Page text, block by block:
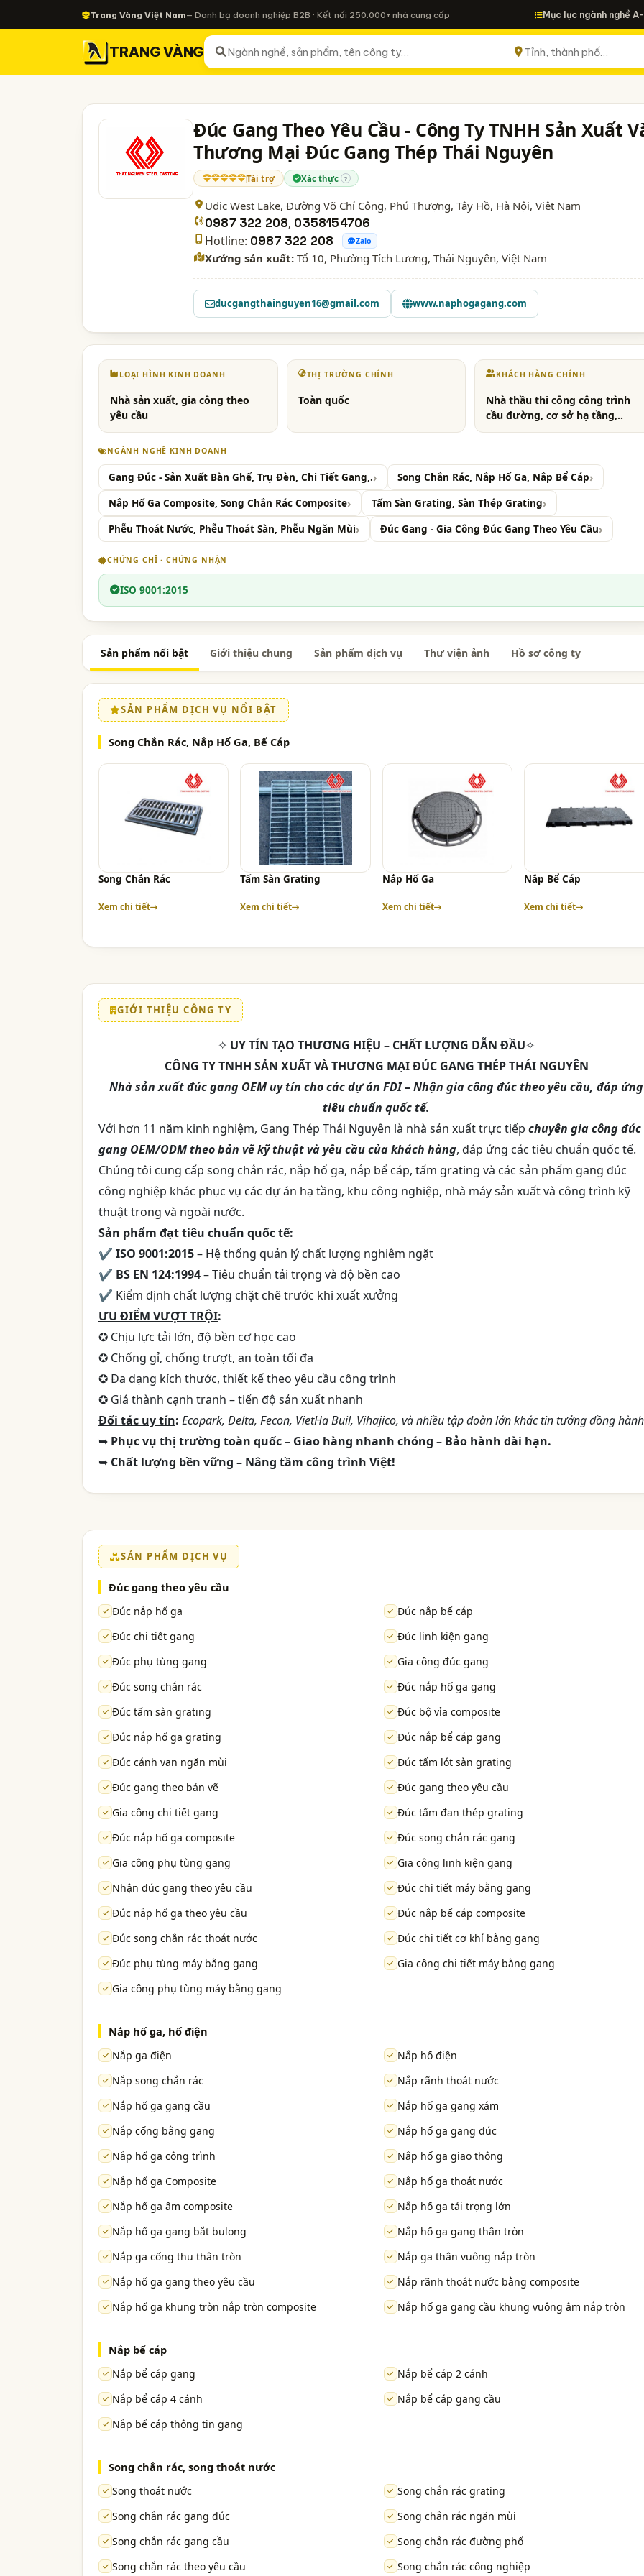
Trang Vàng Việt Nam— Danh bạ doanh nghiệp B2B · Kết nối 250.000+ nhà cung cấp Mục lục ngành nghề
TRANG VÀNG
Đúc Gang Theo Yêu Cầu - Công Ty TNHH Sản Xuất
Thương Mại Đúc Gang Thép Thái Nguyên
Tài trợ Xác thực ?
Udic West Lake, Đường Võ Chí Công, Phú Thượng, Tây Hồ, Hà Nội, Việt Nam
0987 322 208, 0358154706
Hotline: 0987 322 208 Zalo
Xưởng sản xuất: Tổ 10, Phường Tích Lương, Thái Nguyên, Việt Nam
ducgangthainguyen16@gmail.com www.naphogagang.com
LOẠI HÌNH KINH DOANH
Nhà sản xuất, gia công theo
yêu cầu
THỊ TRƯỜNG CHÍNH
Toàn quốc
KHÁCH HÀNG CHÍNH
Nhà thầu thi công công trình
cầu đường, cơ sở hạ tầng,..
NGÀNH NGHỀ KINH DOANH
Gang Đúc - Sản Xuất Bàn Ghế, Trụ Đèn, Chi Tiết Gang,.
Song Chắn Rác, Nắp Hố Ga, Nắp Bể Cáp
Nắp Hố Ga Composite, Song Chắn Rác Composite
Tấm Sàn Grating, Sàn Thép Grating
Phễu Thoát Nước, Phễu Thoát Sàn, Phễu Ngăn Mùi
Đúc Gang - Gia Công Đúc Gang Theo Yêu Cầu
CHỨNG CHỈ · CHỨNG NHẬN
ISO 9001:2015
Sản phẩm nổi bật Giới thiệu chung Sản phẩm dịch vụ Thư viện ảnh Hồ sơ công ty
SẢN PHẨM DỊCH VỤ NỔI BẬT
Song Chắn Rác, Nắp Hố Ga, Bể Cáp
Song Chắn Rác
Xem chi tiết
Tấm Sàn Grating
Xem chi tiết
Nắp Hố Ga
Xem chi tiết
Nắp Bể Cáp
Xem chi tiết
GIỚI THIỆU CÔNG TY
✧ UY TÍN TẠO THƯƠNG HIỆU – CHẤT LƯỢNG DẪN ĐẦU✧
CÔNG TY TNHH SẢN XUẤT VÀ THƯƠNG MẠI ĐÚC GANG THÉP THÁI NGUYÊN
Nhà sản xuất đúc gang OEM uy tín cho các dự án FDI – Nhận gia công đúc theo yêu cầu, đáp ứng
tiêu chuẩn quốc tế.
Với hơn 11 năm kinh nghiệm, Gang Thép Thái Nguyên là nhà sản xuất trực tiếp chuyên gia công đúc
gang OEM/ODM theo bản vẽ kỹ thuật và yêu cầu của khách hàng, đáp ứng các tiêu chuẩn quốc tế.
Chúng tôi cung cấp song chắn rác, nắp hố ga, nắp bể cáp, tấm grating và các sản phẩm gang đúc
công nghiệp khác phục vụ các dự án hạ tầng, khu công nghiệp, nhà máy sản xuất và công trình kỹ
thuật trong và ngoài nước.
Sản phẩm đạt tiêu chuẩn quốc tế:
✔ ISO 9001:2015– Hệ thống quản lý chất lượng nghiêm ngặt
✔ BS EN 124:1994– Tiêu chuẩn tải trọng và độ bền cao
✔ Kiểm định chất lượng chặt chẽ trước khi xuất xưởng
ƯU ĐIỂM VƯỢT TRỘI:
✪ Chịu lực tải lớn, độ bền cơ học cao
✪ Chống gỉ, chống trượt, an toàn tối đa
✪ Đa dạng kích thước, thiết kế theo yêu cầu công trình
✪ Giá thành cạnh tranh – tiến độ sản xuất nhanh
Đối tác uy tín: Ecopark, Delta, Fecon, VietHa Buil, Vihajico, và nhiều tập đoàn lớn khác tin tưởng đồng
➥ Phục vụ thị trường toàn quốc – Giao hàng nhanh chóng – Bảo hành dài hạn.
➥ Chất lượng bền vững – Nâng tầm công trình Việt!
SẢN PHẨM DỊCH VỤ
Đúc gang theo yêu cầu
Đúc nắp hố ga
Đúc nắp bể cáp
Đúc chi tiết gang
Đúc linh kiện gang
Đúc phụ tùng gang
Gia công đúc gang
Đúc song chắn rác
Đúc nắp hố ga gang
Đúc tấm sàn grating
Đúc bộ vỉa composite
Đúc nắp hố ga grating
Đúc nắp bể cáp gang
Đúc cánh van ngăn mùi
Đúc tấm lót sàn grating
Đúc gang theo bản vẽ
Đúc gang theo yêu cầu
Gia công chi tiết gang
Đúc tấm đan thép grating
Đúc nắp hố ga composite
Đúc song chắn rác gang
Gia công phụ tùng gang
Gia công linh kiện gang
Nhận đúc gang theo yêu cầu
Đúc chi tiết máy bằng gang
Đúc nắp hố ga theo yêu cầu
Đúc nắp bể cáp composite
Đúc song chắn rác thoát nước
Đúc chi tiết cơ khí bằng gang
Đúc phụ tùng máy bằng gang
Gia công chi tiết máy bằng gang
Gia công phụ tùng máy bằng gang
Nắp hố ga, hố điện
Nắp ga điện
Nắp hố điện
Nắp song chắn rác
Nắp rãnh thoát nước
Nắp hố ga gang cầu
Nắp hố ga gang xám
Nắp cống bằng gang
Nắp hố ga gang đúc
Nắp hố ga công trình
Nắp hố ga giao thông
Nắp hố ga Composite
Nắp hố ga thoát nước
Nắp hố ga âm composite
Nắp hố ga tải trọng lớn
Nắp hố ga gang bắt bulong
Nắp hố ga gang thân tròn
Nắp ga cống thu thân tròn
Nắp ga thân vuông nắp tròn
Nắp hố ga gang theo yêu cầu
Nắp rãnh thoát nước bằng composite
Nắp hố ga khung tròn nắp tròn composite
Nắp hố ga gang cầu khung vuông âm nắp tròn
Nắp bể cáp
Nắp bể cáp gang
Nắp bể cáp 2 cánh
Nắp bể cáp 4 cánh
Nắp bể cáp gang cầu
Nắp bể cáp thông tin gang
Song chắn rác, song thoát nước
Song thoát nước
Song chắn rác grating
Song chắn rác gang đúc
Song chắn rác ngăn mùi
Song chắn rác gang cầu
Song chắn rác đường phố
Song chắn rác theo yêu cầu
Song chắn rác công nghiệp